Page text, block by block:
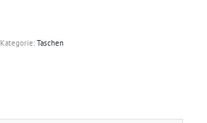
Kategorie: Taschen